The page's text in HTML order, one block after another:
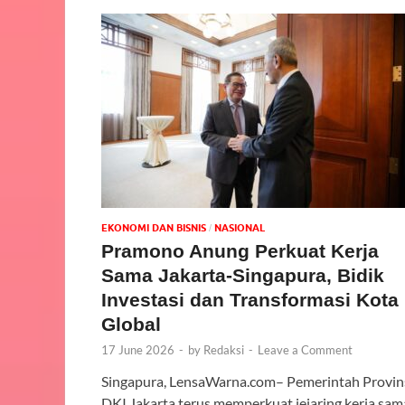
EKONOMI DAN BISNIS / NASIONAL
Pramono Anung Perkuat Kerja
Sama Jakarta-Singapura, Bidik
Investasi dan Transformasi Kota
Global
17 June 2026 - by Redaksi - Leave a Comment
Singapura, LensaWarna.com– Pemerintah